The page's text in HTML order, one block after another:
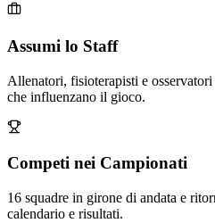
Assumi lo Staff
Allenatori, fisioterapisti e
che influenzano il gioco.
Competi nei Campionati
16 squadre in girone di andata e
calendario e risultati.